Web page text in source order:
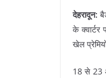
देहरादून:
के
खेल
18 से 23